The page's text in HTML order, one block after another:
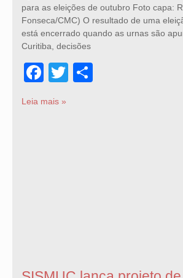
para as eleições de outubro Foto capa:
Fonseca/CMC) O resultado de uma
está encerrado quando as urnas são
Curitiba, decisões
Facebook
Twitter
Leia mais »